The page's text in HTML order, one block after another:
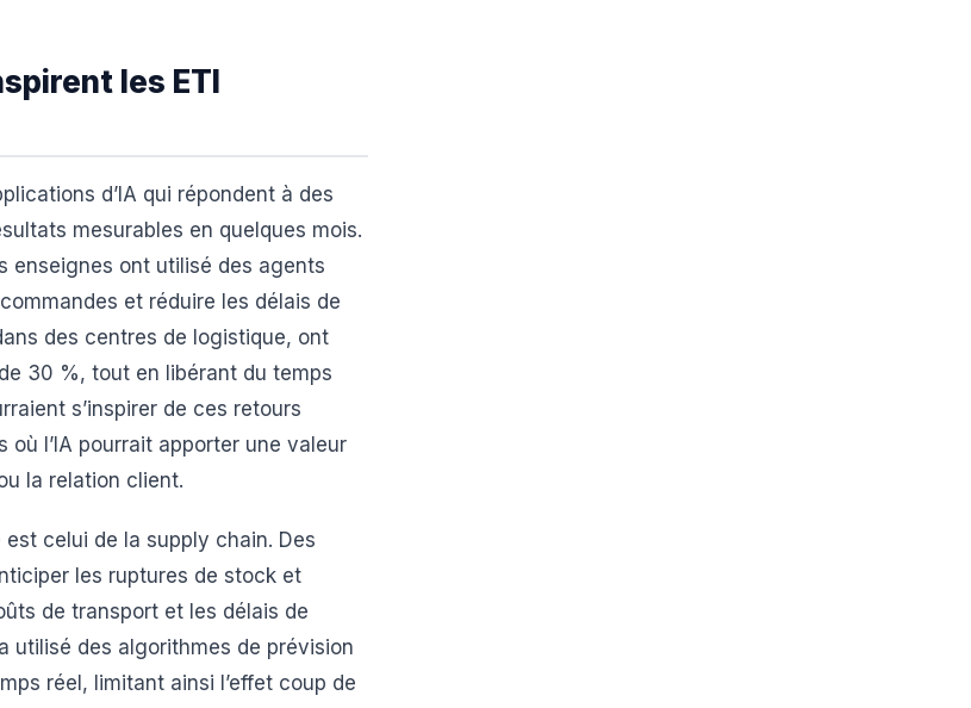
les ETI
d’IA qui répondent à des
mesurables en quelques mois.
enseignes ont utilisé des agents
et réduire les délais de
des centres de logistique, ont
30 %, tout en libérant du temps
s’inspirer de ces retours
où l’IA pourrait apporter une valeur
la relation client.
celui de la supply chain. Des
les ruptures de stock et
de transport et les délais de
utilisé des algorithmes de prévision
réel, limitant ainsi l’effet coup de